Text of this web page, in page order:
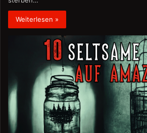
Weiterlesen »